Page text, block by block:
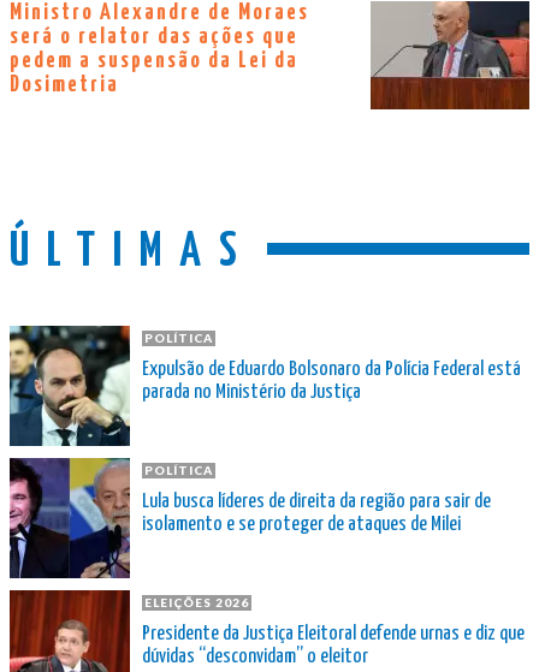
Ministro Alexandre de Moraes
será o relator das ações que
pedem a suspensão da Lei da
Dosimetria
ÚLTIMAS
POLÍTICA
Expulsão de Eduardo Bolsonaro da Polícia Federal está
parada no Ministério da Justiça
POLÍTICA
Lula busca líderes de direita da região para sair de
isolamento e se proteger de ataques de Milei
ELEIÇÕES 2026
Presidente da Justiça Eleitoral defende urnas e diz que
dúvidas “desconvidam” o eleitor